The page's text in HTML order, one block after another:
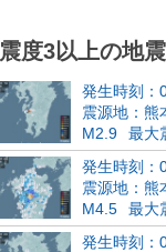
震度3以上の地
発生時刻：
震源地：熊
M2.9
最大
発生時刻：
震源地：熊
M4.5
最大
発生時刻：